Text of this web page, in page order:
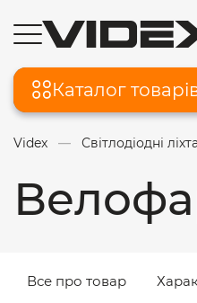
Каталог
Videx Світлодіодні
Все про товар